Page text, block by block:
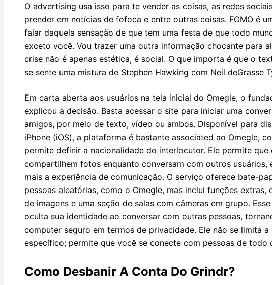
O advertising usa isso para te vender as coisas, as redes
prender em notícias de fofoca e entre outras coisas. FOMO é
falar daquela sensação de que tem uma festa de que todo
exceto você. Vou trazer uma outra informação chocante para
crise não é apenas estética, é social. O que importa é que o
se sente uma mistura de Stephen Hawking com Neil deGrasse
Em carta aberta aos usuários na tela inicial do Omegle, o
explicou a decisão. Basta acessar o site para iniciar uma
amigos, por meio de texto, vídeo ou ambos. Disponível para
iPhone (iOS), a plataforma é bastante associated ao Omegle,
permite definir a nacionalidade do interlocutor. Ele permite que
compartilhem fotos enquanto conversam com outros usuários,
mais a experiência de comunicação. O serviço oferece bate-
pessoas aleatórias, como o Omegle, mas inclui funções
de imagens e uma seção de salas com câmeras em grupo.
oculta sua identidade ao conversar com outras pessoas,
computer seguro em termos de privacidade. Ele não se limita
específico; permite que você se conecte com pessoas de todo
Como Desbanir A Conta Do Grindr?